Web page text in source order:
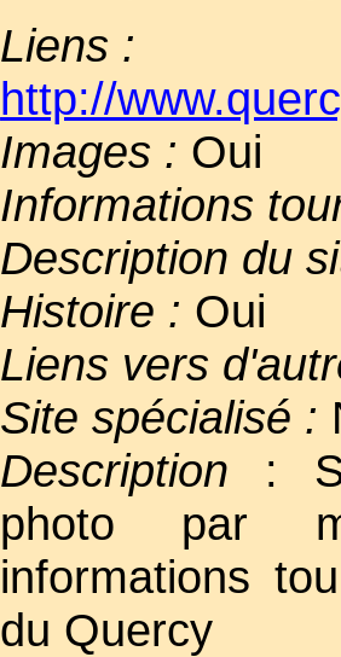
Liens :
http://
Images : Oui
Informations
Description du
Histoire : Oui
Liens vers
Site spécialisé :
Description :
photo par
informations
du Quercy